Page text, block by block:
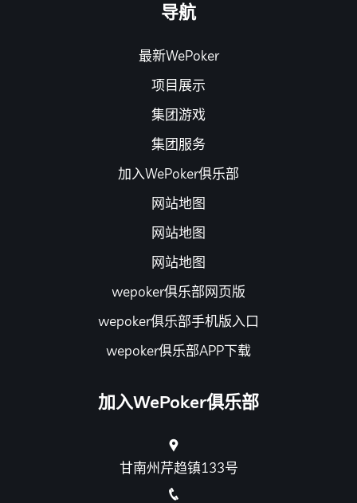
导航
最新WePoker
项目展示
集团游戏
集团服务
加入WePoker俱乐部
网站地图
网站地图
网站地图
wepoker俱乐部网页版
wepoker俱乐部手机版入口
wepoker俱乐部APP下载
加入WePoker俱乐部
甘南州芹趋镇133号